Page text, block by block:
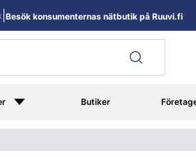
Butiker
Besök konsumenternas nätbutik på Ruuvi.fi